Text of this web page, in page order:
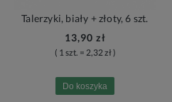
Talerzyki, biały + złoty, 6 szt.
13,90 zł
( 1 szt. = 2,32 zł )
Do koszyka